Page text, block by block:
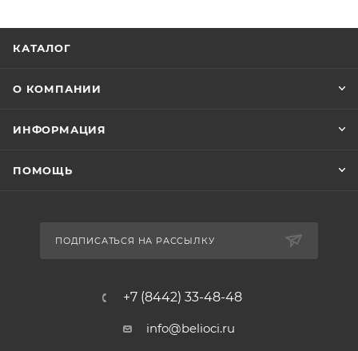
КАТАЛОГ
О КОМПАНИИ
ИНФОРМАЦИЯ
ПОМОЩЬ
ПОДПИСАТЬСЯ НА РАССЫЛКУ
+7 (8442) 33-48-48
info@belioci.ru